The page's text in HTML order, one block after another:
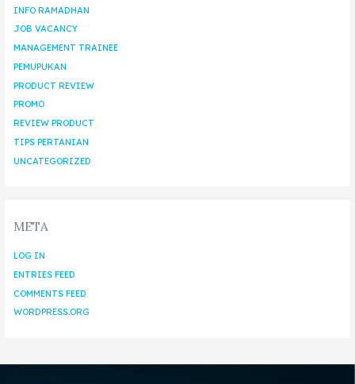
INFO RAMADHAN
JOB VACANCY
MANAGEMENT TRAINEE
PEMUPUKAN
PRODUCT REVIEW
PROMO
REVIEW PRODUCT
TIPS PERTANIAN
UNCATEGORIZED
META
LOG IN
ENTRIES FEED
COMMENTS FEED
WORDPRESS.ORG